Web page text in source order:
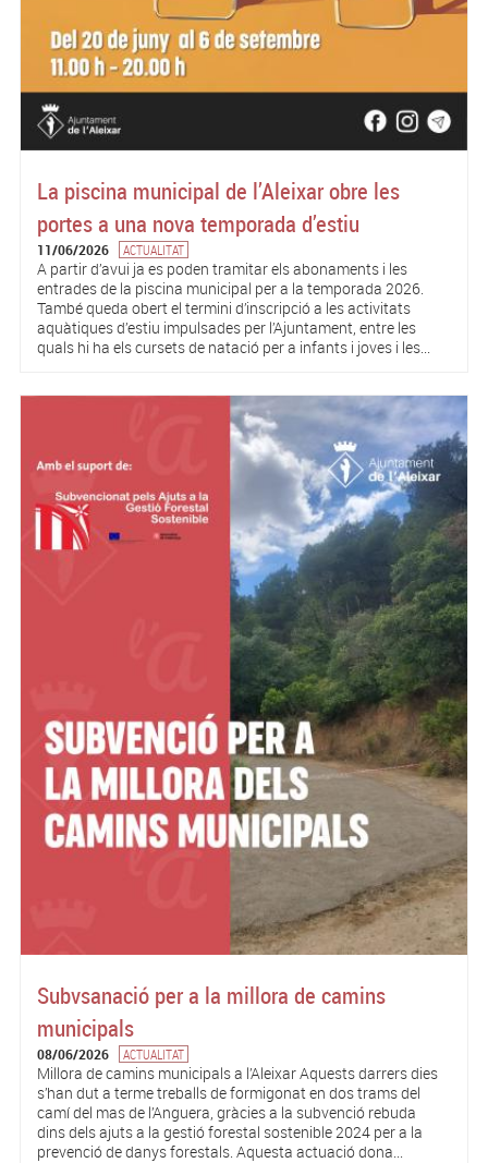
La piscina municipal de l’Aleixar obre les
portes a una nova temporada d’estiu
11/06/2026 ACTUALITAT
A partir d’avui ja es poden tramitar els abonaments i les
entrades de la piscina municipal per a la temporada 2026.
També queda obert el termini d’inscripció a les activitats
aquàtiques d’estiu impulsades per l’Ajuntament, entre les
quals hi ha els cursets de natació per a infants i joves i les...
Subvsanació per a la millora de camins
municipals
08/06/2026 ACTUALITAT
Millora de camins municipals a l’Aleixar Aquests darrers dies
s’han dut a terme treballs de formigonat en dos trams del
camí del mas de l’Anguera, gràcies a la subvenció rebuda
dins dels ajuts a la gestió forestal sostenible 2024 per a la
prevenció de danys forestals. Aquesta actuació dona...